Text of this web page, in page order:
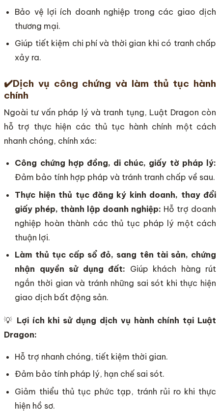
Bảo vệ lợi ích doanh nghiệp trong các giao dịch
thương mại.
Giúp tiết kiệm chi phí và thời gian khi có tranh chấp
xảy ra.
✔️Dịch vụ công chứng và làm thủ tục hành
chính
Ngoài tư vấn pháp lý và tranh tụng, Luật Dragon còn
hỗ trợ thực hiện các thủ tục hành chính một cách
nhanh chóng, chính xác:
Công chứng hợp đồng, di chúc, giấy tờ pháp lý:
Đảm bảo tính hợp pháp và tránh tranh chấp về sau.
Thực hiện thủ tục đăng ký kinh doanh, thay đổi
giấy phép, thành lập doanh nghiệp: Hỗ trợ doanh
nghiệp hoàn thành các thủ tục pháp lý một cách
thuận lợi.
Làm thủ tục cấp sổ đỏ, sang tên tài sản, chứng
nhận quyền sử dụng đất: Giúp khách hàng rút
ngắn thời gian và tránh những sai sót khi thực hiện
giao dịch bất động sản.
💡 Lợi ích khi sử dụng dịch vụ hành chính tại Luật
Dragon:
Hỗ trợ nhanh chóng, tiết kiệm thời gian.
Đảm bảo tính pháp lý, hạn chế sai sót.
Giảm thiểu thủ tục phức tạp, tránh rủi ro khi thực
hiện hồ sơ.